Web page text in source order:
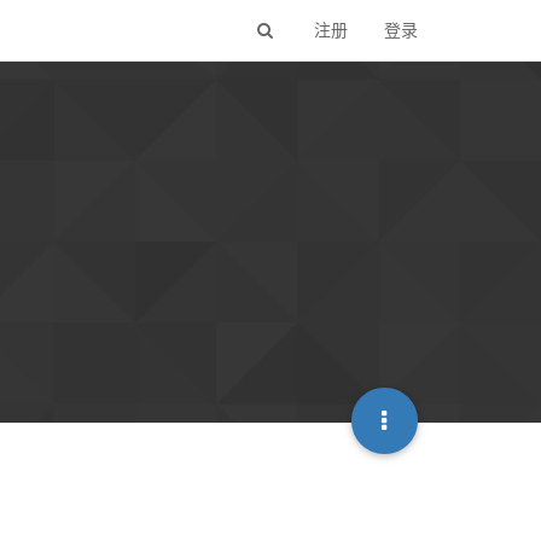
注册 登录